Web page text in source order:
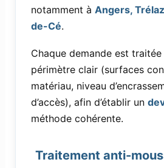
notamment à Angers,
de-Cé.
Chaque demande est
périmètre clair (surfaces
matériau, niveau
d’accès), afin d’établir un
méthode cohérente.
Traitement anti-